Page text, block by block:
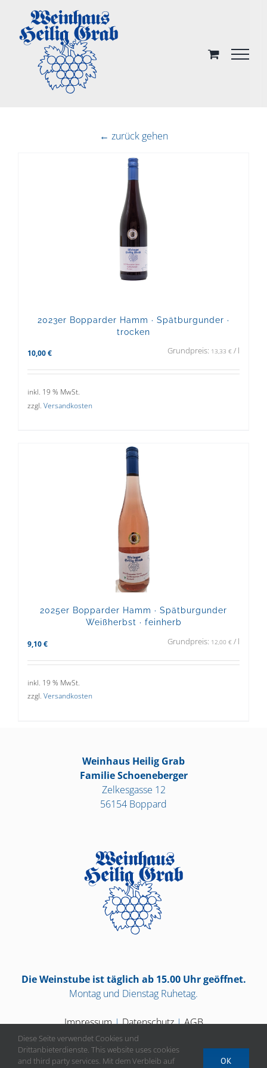
content
← zurück gehen
2023er Bopparder Hamm · Spätburgunder ·
trocken
10,00 € Grundpreis: 13,33 € / l
inkl. 19 % MwSt.
zzgl. Versandkosten
2025er Bopparder Hamm · Spätburgunder
Weißherbst · feinherb
9,10 € Grundpreis: 12,00 € / l
inkl. 19 % MwSt.
zzgl. Versandkosten
Weinhaus Heilig Grab
Familie Schoeneberger
Zelkesgasse 12
56154 Boppard
Die Weinstube ist täglich ab 15.00 Uhr geöffnet.
Montag und Dienstag Ruhetag.
Impressum|Datenschutz|AGB
Diese Seite verwendet Cookies und
Drittanbieterdienste. This website uses cookies
and third party services. Mit dem Verbleib auf
OK